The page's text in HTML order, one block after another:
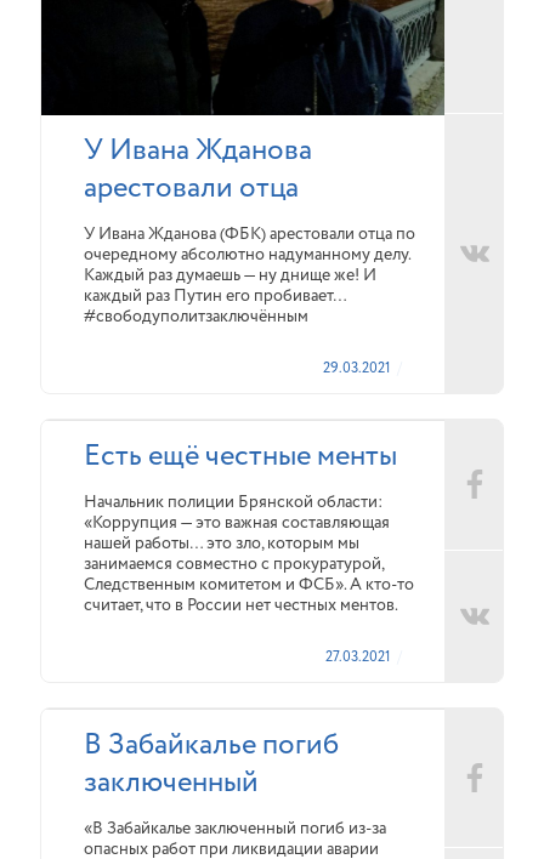
У Ивана Жданова
арестовали отца
У Ивана Жданова (ФБК) арестовали отца по
очередному абсолютно надуманному делу.
Каждый раз думаешь — ну днище же! И
каждый раз Путин его пробивает…
#свободуполитзаключённым
29.03.2021
Есть ещё честные менты
Начальник полиции Брянской области:
«Коррупция — это важная составляющая
нашей работы… это зло, которым мы
занимаемся совместно с прокуратурой,
Следственным комитетом и ФСБ». А кто-то
считает, что в России нет честных ментов.
27.03.2021
В Забайкалье погиб
заключенный
«В Забайкалье заключенный погиб из-за
опасных работ при ликвидации аварии